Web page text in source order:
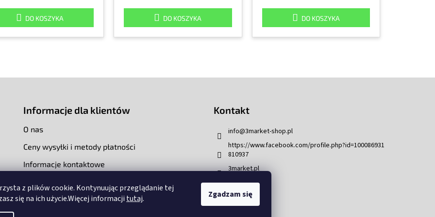
z plików cookie. Kontynuując przeglądanie tej
się na ich użycie.Więcej informacji tutaj. Zgadzam się
DO KOSZYKA DO KOSZYKA DO KOSZYKA
Informacje dla klientów
O nas
Ceny wysyłki i metody płatności
Informacje kontaktowe
Kontakt
info@3market-shop.pl
https://www.facebook.com/profile.php?id=100086931
810937
3market.pl